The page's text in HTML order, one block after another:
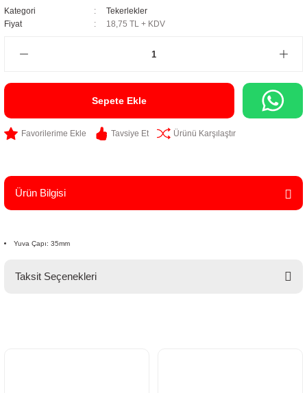
Kategori
Tekerlekler
Fiyat
18,75 TL + KDV
Sepete Ekle
Tavsiye Et Ürünü Karşılaştır
Ürün Bilgisi
Yuva Çapı: 35mm
Taksit Seçenekleri